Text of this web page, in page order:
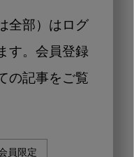
全部）はログ
す。会員登録
の記事をご覧
員限定